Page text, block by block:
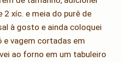
xíc. e meia do purê de
à gosto e ainda coloquei
e vagem cortadas em
ao forno em um tabuleiro